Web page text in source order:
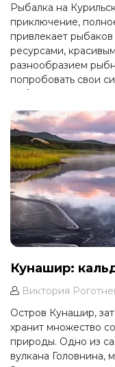
Рыбалка на
приключение,
привлекает
ресурсами,
разнообразием
попробовать свои
рыбалке, а также
природы.
Кунашир:
Виктория
Остров Кунашир,
хранит множество
природы. Одно из
вулкана Головнина,